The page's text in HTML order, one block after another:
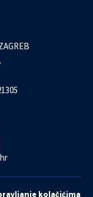
kolačićima